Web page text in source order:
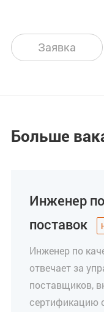
Заявка
Больше
Инженер
поставок
Инженер по
отвечает за
поставщиков,
сертификацию